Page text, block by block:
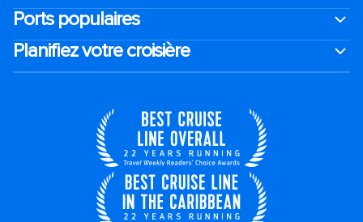
Ports populaires
Planifiez votre croisière